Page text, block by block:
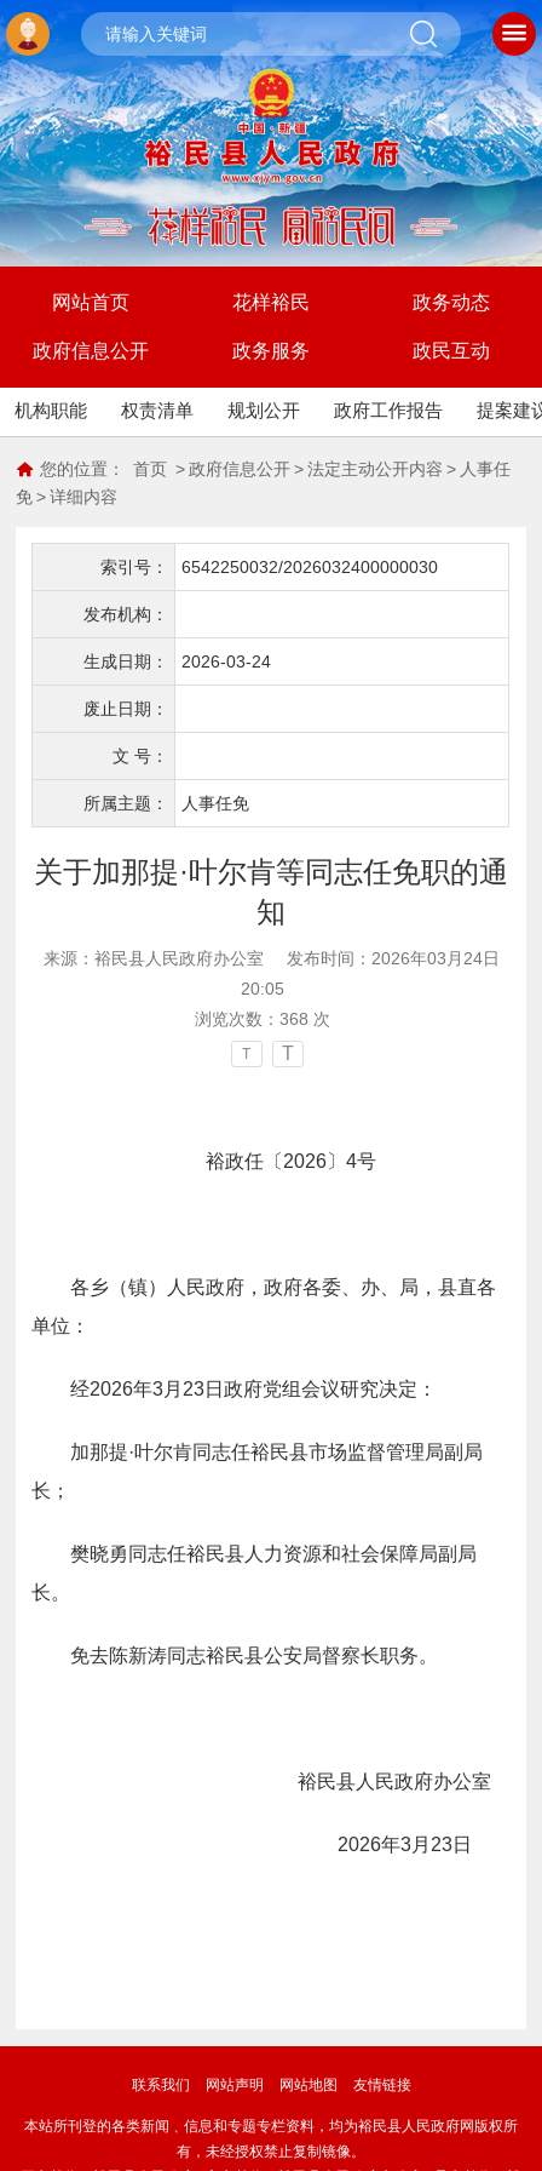
网站首页 花样裕民 政务动态
政府信息公开 政务服务 政民互动
机构职能 权责清单 规划公开 政府工作报告 提案建
您的位置： 首页 > 政府信息公开 > 法定主动公开内容 > 人事任
免 > 详细内容
索引号： 6542250032/2026032400000030
发布机构：
生成日期： 2026-03-24
废止日期：
文 号：
所属主题： 人事任免
关于加那提·叶尔肯等同志任免职的通
知
来源：裕民县人民政府办公室
发布时间：2026年03月24日
20:05
浏览次数： 368 次
T T
裕政任〔 2026〕 4号
各乡 （镇） 人民政府，政府各委、办、局，县直各
单位：
经2026年3月 23日政府党组会议研究决定：
加那提·叶尔肯同志任裕民县市场监督管理局副局
长；
樊晓勇同志任裕民县人力资源和社会保障局副局
长。
免去陈新涛同志裕民县公安局督察长职务。
裕民县人民政府办公室
2026年3月 23日
联系我们 网站声明 网站地图 友情链接
本站所刊登的各类新闻﹑信息和专题专栏资料，均为裕民县人民政府网版权所
有，未经授权禁止复制镜像。